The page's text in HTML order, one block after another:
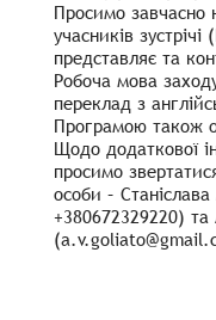
Просимо завчасно
учасників
представляє та
Робоча мова
переклад з
Програмою також
Щодо додаткової
просимо
особи –
+380672329220) та